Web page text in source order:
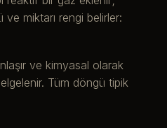
miktarı rengi belirler:
ve kimyasal olarak
Tüm döngü tipik